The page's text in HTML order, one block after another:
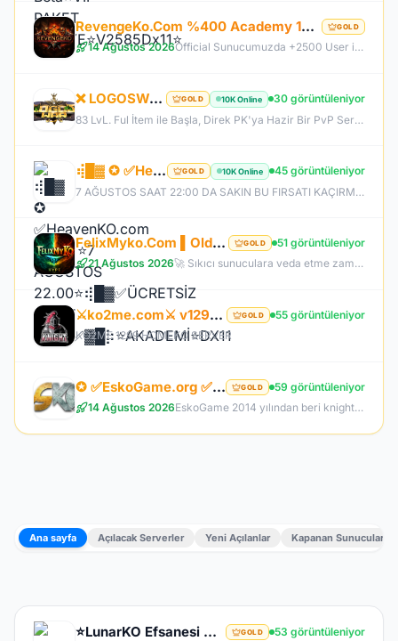
RevengeKo.Com %400 Academy 14 Ağustos 2026 | v.2585 Light Farm | 1500 TL Değerinde VIP Paket Hediye GOLD
14 Ağustos 2026 Official Sunucumuzda +2500 User ile sorunsuz bir şekilde sunucumuzu aktif ettik. Aktif edilen sunucumuza geç kalmış veya başlayamayan oyuncularımız için 2. Akademi Sunucumuz 14 Ağustos Cuma günü Aktif Edilecektir. %400 DROP , %400 EXP , %400 Coins Drobu olarak sunucu 14 ağustosda academy olarak aktif edilecektir. Sunucumuz 1 Lv aktif edilmesine rağmen oyuncularımızın geri kalmaması için Akademi sunucumuz 83 Lv Başlangıç Full Skill olarak aktif edilecektir.
❌ LOGOSWAR.COM ❌ [ 83/1 ] PK SERVER ▌FULL ITEM BAŞLANGIÇ ▌Adım Atamayacağın Kadar Kalabalık GOLD 10K Online
30 görüntüleniyor
83 LvL. Ful İtem ile Başla, Direk PK'ya Hazir Bir PvP Server, Full Pus'da Hediye, 10.000 Oyuncu Kitlesi ile Türkiye'nin En Kalabalık PK Serveri, Sizlerde Hemen Yerinizi Alın.
⢾█▓ ✪ ✅HeavenKO.com ✅▓█⡷⭐7 AĞUSTOS 22.00⭐⢾█▓✅ÜCRETSİZ GENİE LOOT✅▓█⡷⭐AKADEMİ⭐DX11 GOLD 10K Online
45 görüntüleniyor
7 AĞUSTOS SAAT 22:00 DA SAKIN BU FIRSATI KAÇIRMA! BİZİMLE YOLA ÇIKAN HERKES BUGÜN İPTAL! BİZ İSE 6.AYIMIZI DEVİRDİK, İLK GÜNKİ GİBİ GEÇ KALMAYACAĞIN TEK SİSTEM!
FelixMyko.Com ▌Old Myko v.1098 ▌70 Level CAP ▌Official : 21 Ağustos Cuma 22:00 ▌Starter Paket Bizden GOLD
51 görüntüleniyor
21 Ağustos 2026
🚀 Sıkıcı sunuculara veda etme zamanı geldi! ⭐ Parlayan yıldız: FelixMyko! 💰 Sürekli kazandıran yapısı, bitmek bilmeyen Farm ve PK heyecanıyla eski MyKO ruhunu yeniden yaşamaya hazır ol! 📅 Açılış: 21 Ağustos Cuma – 🕙 22:00 🌐 Adres: FelixMyko.com 🎁 2.000 TL bakiye değerinde Starter Paket HEDİYE! 🔑 Starter Paket Kodu: 99998888777766665555 🌐 Panel: https://www.felixmyko.com 👉 Discord: http://discord.gg/MYACS 🟢 WhatsApp: https://wp.felixmyko.com ⚔️ Eski günlerin efsane savaşlarını, dostluk
⚔️ko2me.com⚔️ v1299 ⚔️DİEZ ⚔️ OFFİCAL 17.07.2026⚔️ JAPKO DRAKİ SERVER GOLD
55 görüntüleniyor
KO2ME 1299 HOMEKO SERVER
✪ ✅EskoGame.org ✅▓█⡷⭐14 AĞUSTOS 22.00⭐⢾█▓✅ERKEN KAYITA VİP PAKET HEDİYE !✅▓█⡷👉 v25XX FARM 👈 GOLD
59 görüntüleniyor
14 Ağustos 2026
EskoGame 2014 yılından beri knight online pvp sektöründe kesintisiz hizmet vermektedir. Aktif sunucuları +1000 Gündür onlinedir, yeni sunucular senede 1 kere açılır, takipde kalın!
Ana sayfa Açılacak Serverler Yeni Açılanlar Kapanan Sunucular
⭐LunarKO Efsanesi Dönüyor!⭐31 Temmuz Official⭐23 Temmuz Ödüllü Beta⭐VIP PAKET HEDİYE⭐V2585Dx11⭐ GOLD
53 görüntüleniyor